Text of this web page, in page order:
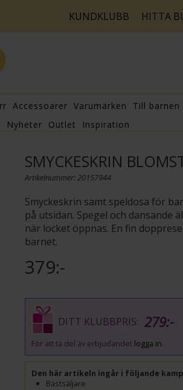
KUNDKLUBB HITTA
Accessoarer Varumärken
Till barnen
Nyheter Outlet Inspiration
SMYCKESKRIN
Artikelnummer: 20157944
Smyckeskrin samt speldosa för
på utsidan. Spegel och dansande
när locket öppnas. En fin
barnet.
379:-
DITT KLUBBPRIS: 279:-
För att ta del av erbjudandet logga in.
Den här artikeln ingår i följande
Bästsäljare